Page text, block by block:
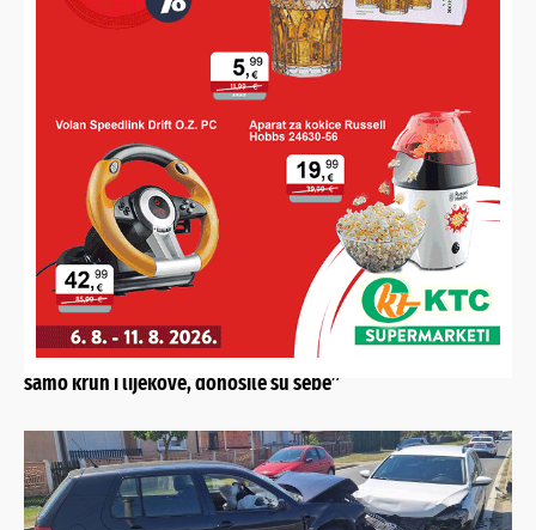
LOVRO (22) ULOVIO AMURA OD 18 KILA
Prvo je pomislio da je zakačio nekakvu granu, ali nakon pola
sata borbe u rukama imao svoj najdraži ulov dosad
GRADSKO DRUŠTVO CRVENOG KRIŽA LUDBREG
Emotivan oproštaj od gerontodomaćica: “Nisu donosile
samo kruh i lijekove, donosile su sebe”